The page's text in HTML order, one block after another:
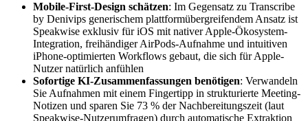
Mobile-First-Design schätzen: Im Gegensatz zu Transcribe
by Denivips generischem plattformübergreifendem Ansatz ist
Speakwise exklusiv für iOS mit nativer Apple-Ökosystem-
Integration, freihändiger AirPods-Aufnahme und intuitiven
iPhone-optimierten Workflows gebaut, die sich für Apple-
Nutzer natürlich anfühlen
Sofortige KI-Zusammenfassungen benötigen: Verwandeln
Sie Aufnahmen mit einem Fingertipp in strukturierte Meeting-
Notizen und sparen Sie 73 % der Nachbereitungszeit (laut
Speakwise-Nutzerumfragen) durch automatische Extraktion